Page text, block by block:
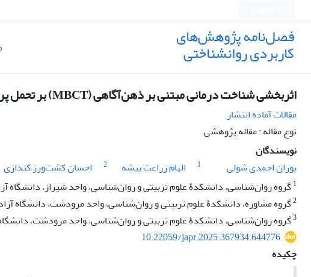
فصل‌نامه پژوهش‌های
کاربردی روانشناختی
اثربخشی شناخت درمانی مبتنی بر ذهن‌آگاهی (MBCT) بر تحمل پریشانی و مهارت‌های ارتباطی دختران بی‌سرپرست
مقالات آماده انتشار
نوع مقاله : مقاله پژوهشی
نویسندگان
پوران احمدی شولی
1 الهام زراعت پیشه 2 احسان کشت‌ورز کندازی
1گروه روان‌شناسی، دانشکدۀ علوم تربیتی و روان‌شناسی، واحد شیراز، دانشگاه
2گروه مشاوره، دانشکدۀ علوم تربیتی و روان‌شناسی، واحد مرودشت، دانشگاه
3گروه روان‌شناسی، دانشکدۀ علوم تربیتی و روان‌شناسی، واحد مرودشت،
10.22059/japr.2025.367934.644776
چکیده